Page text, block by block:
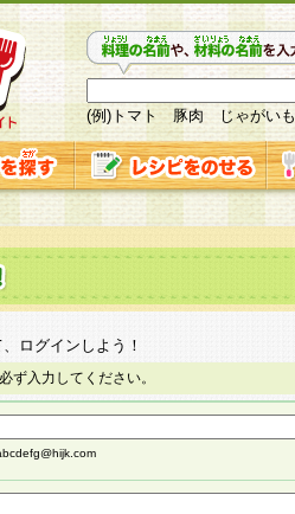
(例)トマト 豚肉 じゃがいも
ログインしよう！
ず入力してください。